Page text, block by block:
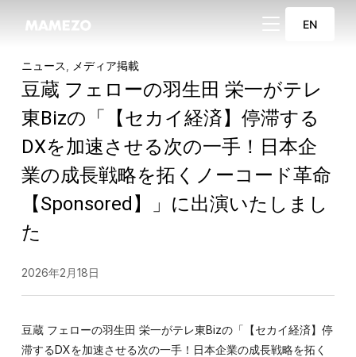
サイドバーとナビ
EN
ニュース メディア掲載
豆蔵 フェローの羽生田 栄一がテレ
東Bizの「【セカイ経済】停滞する
DXを加速させる次の一手！日本企
業の成長戦略を拓くノーコード革命
【Sponsored】」に出演いたしまし
た
2026年2月18日
豆蔵 フェローの羽生田 栄一がテレ東Bizの「【セカイ経済】停
滞するDXを加速させる次の一手！日本企業の成長戦略を拓く